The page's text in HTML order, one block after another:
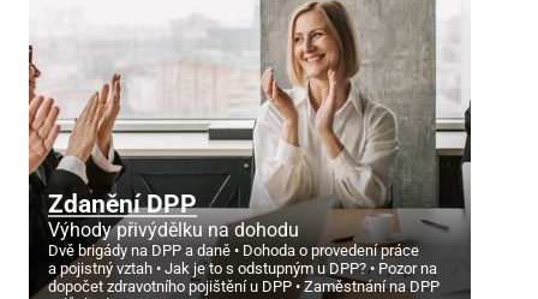
Zdanění DPP
Výhody přivýdělku na dohodu
Dvě brigády na DPP a daně
Dohoda o provedení práce
a pojistný vztah
Jak je to s odstupným u DPP?
Pozor na
dopočet zdravotního pojištění u DPP
Zaměstnání na DPP